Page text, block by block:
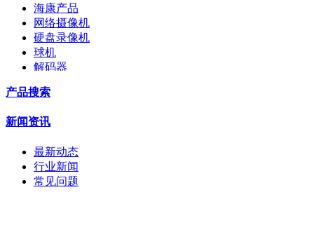
海康产品
网络摄像机
硬盘录像机
球机
解码器
配件
拼接屏
安检门
工程宝
海康机器人
产品搜索
新闻资讯
最新动态
行业新闻
常见问题